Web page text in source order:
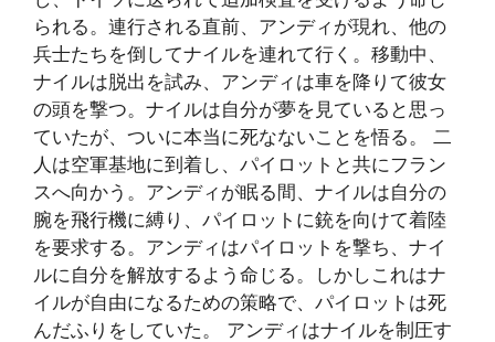
られる。連行される直前、アンディが現れ、他の
兵士たちを倒してナイルを連れて行く。移動中、
ナイルは脱出を試み、アンディは車を降りて彼女
の頭を撃つ。ナイルは自分が夢を見ていると思っ
ていたが、ついに本当に死なないことを悟る。 二
人は空軍基地に到着し、パイロットと共にフラン
スへ向かう。アンディが眠る間、ナイルは自分の
腕を飛行機に縛り、パイロットに銃を向けて着陸
を要求する。アンディはパイロットを撃ち、ナイ
ルに自分を解放するよう命じる。しかしこれはナ
イルが自由になるための策略で、パイロットは死
んだふりをしていた。 アンディはナイルを制圧す